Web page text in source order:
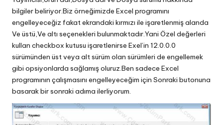
bilgiler beliriyor.Biz örneğimizde Excel programını
engelleyeceğiz fakat ekrandaki kırmızı ile işaretlenmiş alanda
Ve üstü,Ve altı seçenekleri bulunmaktadır.Yani Özel değerleri
kullan checkbox kutusu işaretlenirse Exel’in 12.0.0.0
sürümünden üst veya alt sürüm olan sürümleri de engellemek
gibi opsiyonlarda sağlamış oluruz.Ben sadece Excel
programının çalışmasını engelleyeceğim için Sonraki butonuna
basarak bir sonraki adıma ilerliyorum.